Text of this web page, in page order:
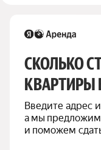
СКОЛЬКО
КВАРТИРЫ
Введите адрес
а мы
и поможем